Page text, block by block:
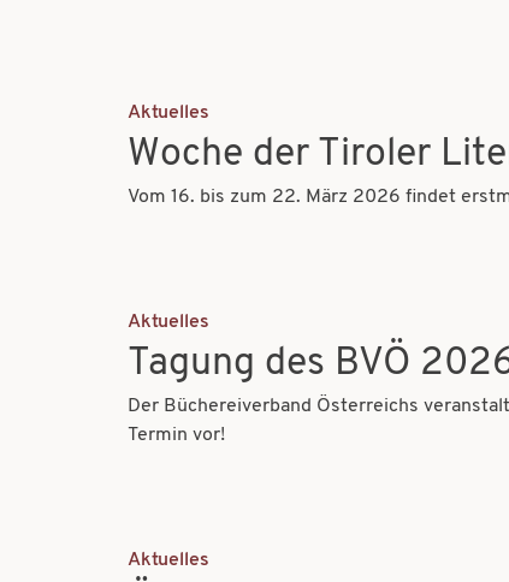
Aktuelles
Woche der Tiroler
Vom 16. bis zum 22. März 2026 findet
Aktuelles
Tagung des BVÖ
Der Büchereiverband Österreichs
Termin vor!
Aktuelles